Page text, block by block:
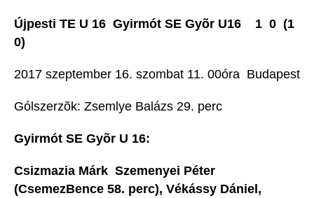
Újpesti TE U 16  Gyirmót SE Gyõr U16 1  0 (1 
0)
2017 szeptember 16. szombat 11. 00óra  Budapest
Gólszerzõk: Zsemlye Balázs 29. perc
Gyirmót SE Gyõr U 16:
Csizmazia Márk  Szemenyei Péter
(CsemezBence 58. perc), Vékássy Dániel,